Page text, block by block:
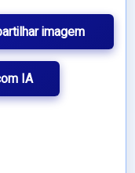
imagem
IA